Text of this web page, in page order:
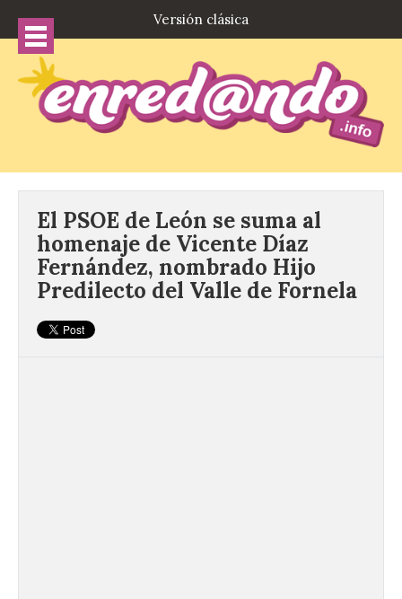
Versión clásica
El PSOE de León se suma al
homenaje de Vicente Díaz
Fernández, nombrado Hijo
Predilecto del Valle de Fornela